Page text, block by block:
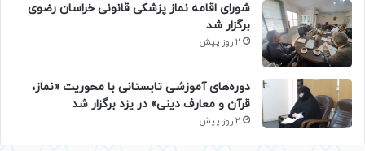
شورای اقامه نماز پزشکی قانونی خراسان رضوی
برگزار شد
2 روز پیش
دوره‌های آموزشی تابستانی با محوریت «نماز،
قرآن و معارف دینی» در یزد برگزار شد
2 روز پیش